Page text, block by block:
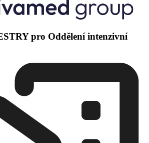
pro Oddělení intenzivní